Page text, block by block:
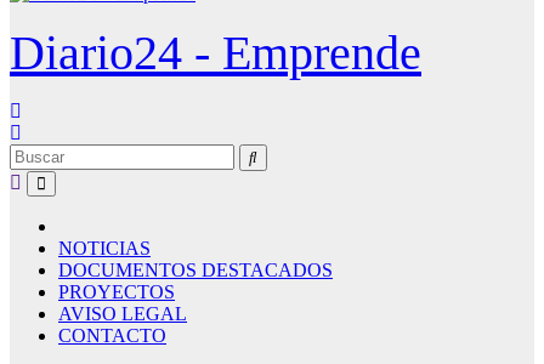
Diario24 - Emprende
NOTICIAS
DOCUMENTOS DESTACADOS
PROYECTOS
AVISO LEGAL
CONTACTO